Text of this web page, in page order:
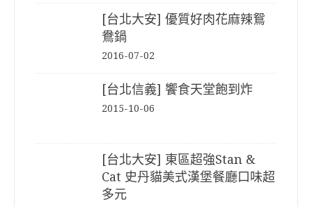
[台北大安] 優質好肉花麻辣鴛
鴦鍋
2016-07-02
[台北信義] 饗食天堂飽到炸
2015-10-06
[台北大安] 東區超強Stan &
Cat 史丹貓美式漢堡餐廳口味超
多元